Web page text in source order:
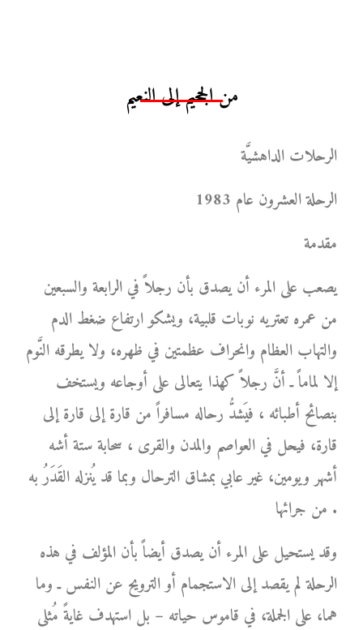
من الجحيم إلى النعيم
الرحلات الداهشيَّة
الرحلة العشرون عام 1983
مقدمة
يصعب على المرء أن يصدق بأن رجلاً في الرابعة والسبعين
من عمره تعتريه نوبات قلبية، ويشكو ارتفاع ضغط الدم
والتهاب العظام وانحراف عظمتين في ظهره، ولا يطرقه النَّوم
إلا لماماً ـ أنَّ رجلاً كهذا يتعالى على أوجاعه ويستخف
بنصائح أطبائه ، فيَشدُّ رحاله مسافراً من قارة إلى قارة إلى
قارة، فيحل في العواصم والمدن والقرى ، سحابة ستة أشه
أشهر ويومين، غير عابي بمشاق الترحال وبما قد يُنزله القَدَرُ به
من جرائها .
وقد يستحيل على المرء أن يصدق أيضاً بأن المؤلف في هذه
الرحلة لم يقصد إلى الاستجمام أو الترويح عن النفس ـ وما
هما، على الجملة، في قاموس حياته – بل استهدف غايةً مُثلى